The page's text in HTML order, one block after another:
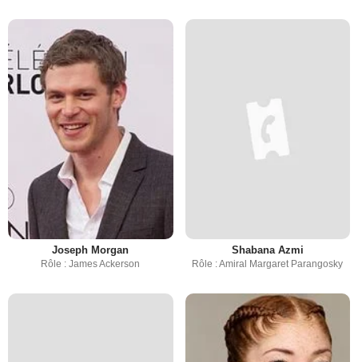
Joseph Morgan
Rôle : James Ackerson
Shabana Azmi
Rôle : Amiral Margaret Parangosky